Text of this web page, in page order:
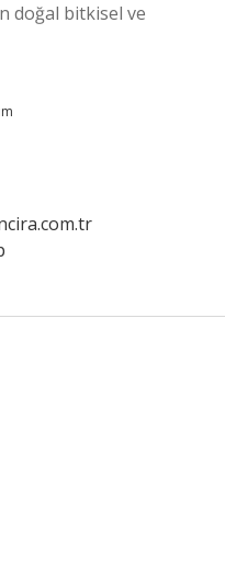
doğal bitkisel ve